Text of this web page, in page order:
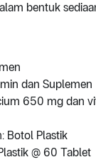
bentuk
dan Suplemen
650 mg dan
Botol Plastik
@ 60 Tablet